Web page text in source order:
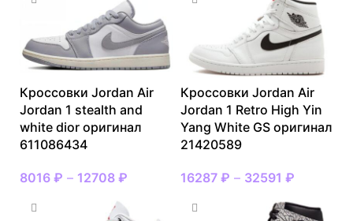
Кроссовки Jordan Air
Jordan 1 stealth and
white dior оригинал
611086434
8016 ₽ – 12708 ₽
Кроссовки Jordan Air
Jordan 1 Retro High Yin
Yang White GS оригинал
21420589
16287 ₽ – 32591 ₽